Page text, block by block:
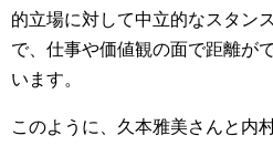
的立場に対して中立的なスタン
で、仕事や価値観の面で距離が
います。
このように、久本雅美さんと内